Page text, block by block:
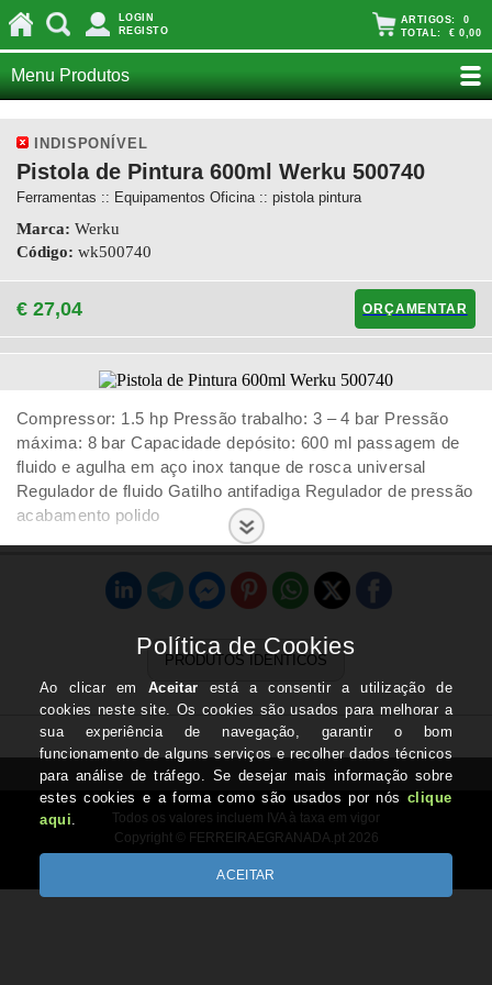
LOGIN
REGISTO
ARTIGOS: 0
TOTAL: € 0,00
Menu Produtos
INDISPONÍVEL
Pistola de Pintura 600ml Werku 500740
Ferramentas :: Equipamentos Oficina :: pistola pintura
Marca: Werku
Código: wk500740
€ 27,04 ORÇAMENTAR
Compressor: 1.5 hp Pressão trabalho: 3 – 4 bar Pressão
máxima: 8 bar Capacidade depósito: 600 ml passagem de
fluido e agulha em aço inox tanque de rosca universal
Regulador de fluido Gatilho antifadiga Regulador de pressão
acabamento polido
PRODUTOS IDÊNTICOS
Todos os valores incluem IVA à taxa em vigor
Copyright © FERREIRAEGRANADA.pt 2026